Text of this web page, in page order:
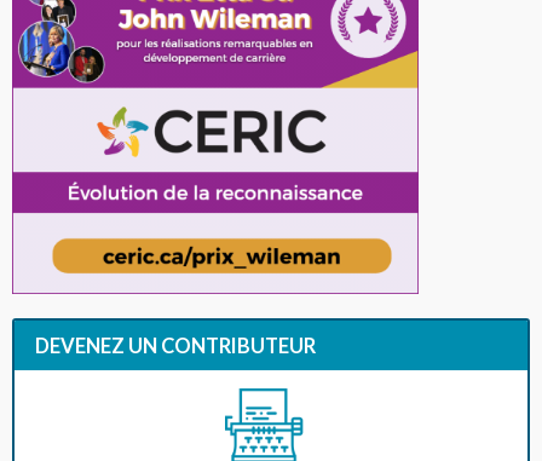
DEVENEZ UN CONTRIBUTEUR